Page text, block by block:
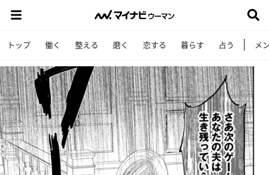
トップ 働く 整える 磨く 恋する 暮らす 占う メ